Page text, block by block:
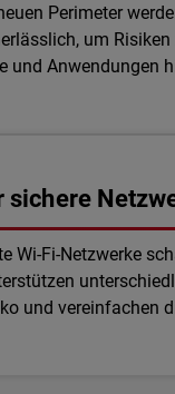
Perimeter
um
und Anwendungen
sichere
Wi-Fi-Netzwerke
und vereinfachen